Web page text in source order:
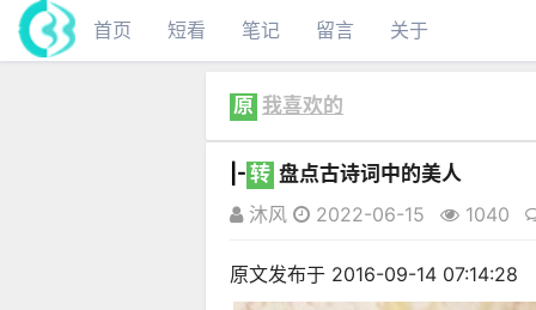
首页 短看 笔记 留言 关于
原 我喜欢的
|- 转 盘点古诗词中的美人
沐风
2022-06-15 1040
原文发布于 2016-09-14 07:14:28